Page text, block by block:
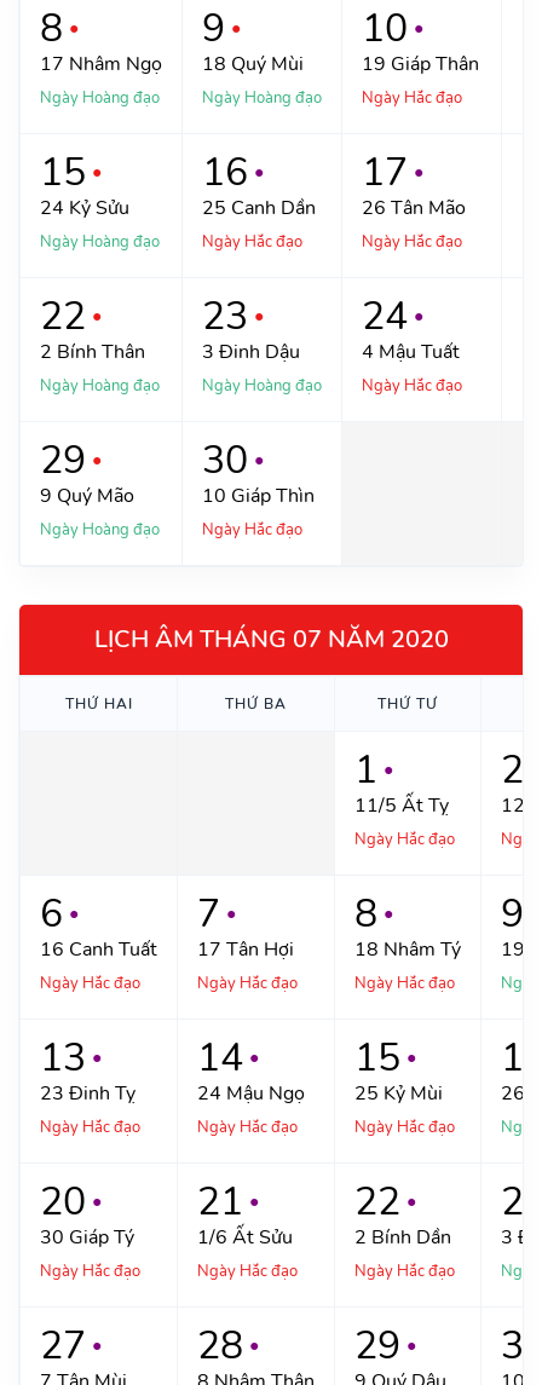
8 ●
17 Nhâm Ngọ
Ngày Hoàng đạo
9 ●
18 Quý Mùi
Ngày Hoàng đạo
10 ●
19 Giáp Thân
Ngày Hắc đạo
15 ●
24 Kỷ Sửu
Ngày Hoàng đạo
16 ●
25 Canh Dần
Ngày Hắc đạo
17 ●
26 Tân Mão
Ngày Hắc đạo
22 ●
2 Bính Thân
Ngày Hoàng đạo
23 ●
3 Đinh Dậu
Ngày Hoàng đạo
24 ●
4 Mậu Tuất
Ngày Hắc đạo
29 ●
9 Quý Mão
Ngày Hoàng đạo
30 ●
10 Giáp Thìn
Ngày Hắc đạo
LỊCH ÂM THÁNG 07 NĂM 2020
THỨHAI THỨ BA THỨ TƯ
1 ●
11/5 Ất Tỵ
Ngày Hắc đạo
2
12
6 ●
16 Canh Tuất
Ngày Hắc đạo
7 ●
17 Tân Hợi
Ngày Hắc đạo
8 ●
18 Nhâm Tý
Ngày Hắc đạo
9
19
13 ●
23 Đinh Tỵ
Ngày Hắc đạo
14 ●
24 Mậu Ngọ
Ngày Hắc đạo
15 ●
25 Kỷ Mùi
Ngày Hắc đạo
26
20 ●
30 Giáp Tý
Ngày Hắc đạo
21 ●
1/6 Ất Sửu
Ngày Hắc đạo
22 ●
2 Bính Dần
Ngày Hắc đạo
3
27 ● 28 ● 29 ●